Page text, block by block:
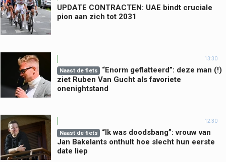
UPDATE CONTRACTEN: UAE bindt cruciale
pion aan zich tot 2031
13:30
Naast de fiets
“Enorm geflatteerd”: deze man (!)
ziet Ruben Van Gucht als favoriete
onenightstand
12:30
Naast de fiets
“Ik was doodsbang”: vrouw van
Jan Bakelants onthult hoe slecht hun eerste
date liep